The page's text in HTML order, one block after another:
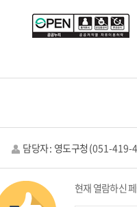
담당자 : 영도구청 (051-419-
현재 열람하신